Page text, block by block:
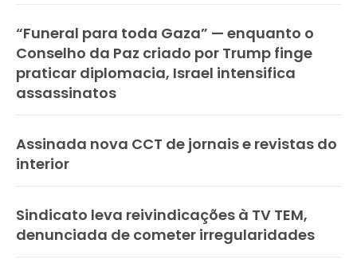
“Funeral para toda Gaza” — enquanto o
Conselho da Paz criado por Trump finge
praticar diplomacia, Israel intensifica
assassinatos
Assinada nova CCT de jornais e revistas do
interior
Sindicato leva reivindicações à TV TEM,
denunciada de cometer irregularidades